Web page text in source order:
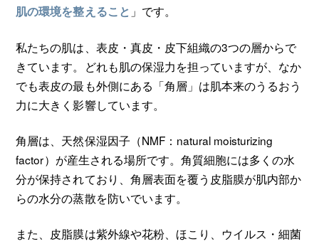
肌の環境を整えること 」です。
私たちの肌は、表皮・真皮・皮下組織の3つの層からで
きています。どれも肌の保湿力を担っていますが、なか
でも表皮の最も外側にある「角層」は肌本来のうるおう
力に大きく影響しています。
角層は、天然保湿因子（NMF：natural moisturizing
factor）が産生される場所です。角質細胞には多くの水
分が保持されており、角層表面を覆う皮脂膜が肌内部か
らの水分の蒸散を防いでいます。
また、皮脂膜は紫外線や花粉、ほこり、ウイルス・細菌